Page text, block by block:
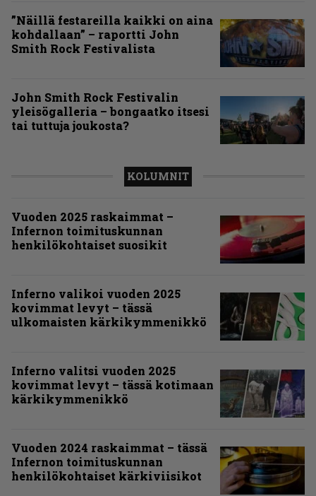
”Näillä festareilla kaikki on aina
kohdallaan” – raportti John
Smith Rock Festivalista
John Smith Rock Festivalin
yleisögalleria – bongaatko itsesi
tai tuttuja joukosta?
KOLUMNIT
Vuoden 2025 raskaimmat –
Infernon toimituskunnan
henkilökohtaiset suosikit
Inferno valikoi vuoden 2025
kovimmat levyt – tässä
ulkomaisten kärkikymmenikkö
Inferno valitsi vuoden 2025
kovimmat levyt – tässä kotimaan
kärkikymmenikkö
Vuoden 2024 raskaimmat – tässä
Infernon toimituskunnan
henkilökohtaiset kärkiviisikot